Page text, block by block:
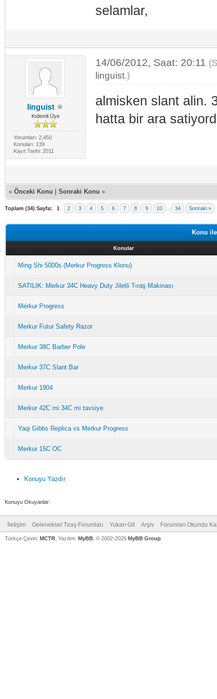
selamlar,
linguist
Kıdemli Üye
Yorumları: 2,450
Konuları: 139
Kayıt Tarihi: 2011
14/06/2012, Saat: 20:11
linguist.)
almisken slant alin.
hatta bir ara
« Önceki Konu Sonraki Konu »
Toplam (34) Sayfa: 1 2 3 4 5 6 7 8 9 10 34 Sonraki »
Konu
Konular
Ming Shi 5000s (Merkur Progress Klonu)
SATILIK: Merkur 34C Heavy Duty Jiletli Tıraş Makinası
Merkur Progress
Merkur Futur Safety Razor
Merkur 38C Barber Pole
Merkur 37C Slant Bar
Merkur 1904
Merkur 42C mi 34C mi tavsiye
Yaqi Gibbs Replica vs Merkur Progress
Merkur 15C OC
Konuyu Yazdır
Konuyu Okuyanlar:
İletişim Geleneksel Tıraş Forumları Yukarı Git Arşiv Forumları Okundu
Türkçe Çeviri: MCTR , Yazılım: MyBB , © 2002-2026 MyBB Group